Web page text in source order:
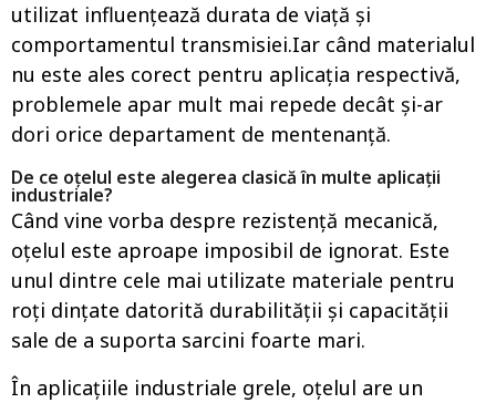
utilizat influențează durata de viață și
comportamentul transmisiei.Iar când materialul
nu este ales corect pentru aplicația respectivă,
problemele apar mult mai repede decât și-ar
dori orice departament de mentenanță.
De ce oțelul este alegerea clasică în multe aplicații
industriale?
Când vine vorba despre rezistență mecanică,
oțelul este aproape imposibil de ignorat. Este
unul dintre cele mai utilizate materiale pentru
roți dințate datorită durabilității și capacității
sale de a suporta sarcini foarte mari.
În aplicațiile industriale grele, oțelul are un